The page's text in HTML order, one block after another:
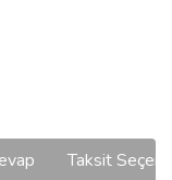
Taksit